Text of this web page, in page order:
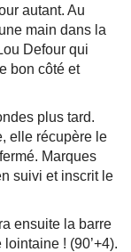
autant. Au
main dans la
Defour qui
bon côté et
plus tard.
elle récupère le
Marques
suivi et inscrit le
ensuite la barre
! (90’+4).